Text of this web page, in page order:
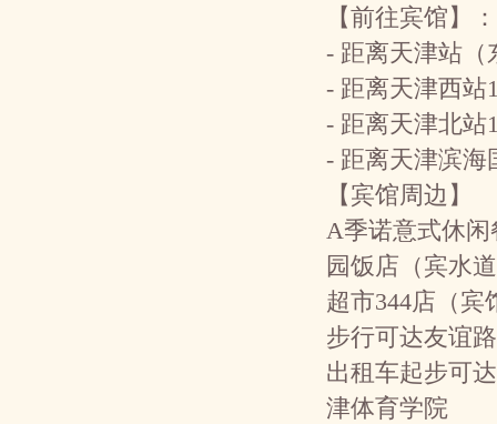
【前往宾馆】：
- 距离天津站（
- 距离天津西站
- 距离天津北站
- 距离天津滨海
【宾馆周边】
A季诺意式休
园饭店（宾水
超市344店（宾
步行可达友谊
出租车起步可
津体育学院